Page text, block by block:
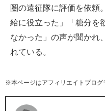
圏の遠征隊に評価を依頼
給に役立った」「糖分を
なかった」の声が聞かれ
れている。
※本ページはアフィリエイトプログ